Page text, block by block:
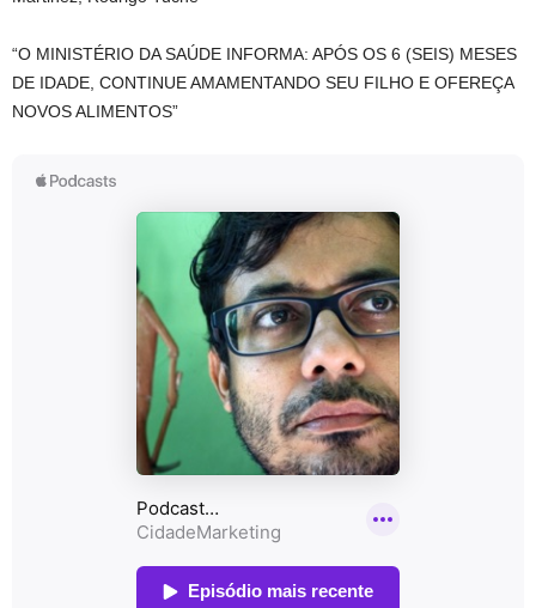
“O MINISTÉRIO DA SAÚDE INFORMA: APÓS OS 6 (SEIS) MESES
DE IDADE, CONTINUE AMAMENTANDO SEU FILHO E OFEREÇA
NOVOS ALIMENTOS”